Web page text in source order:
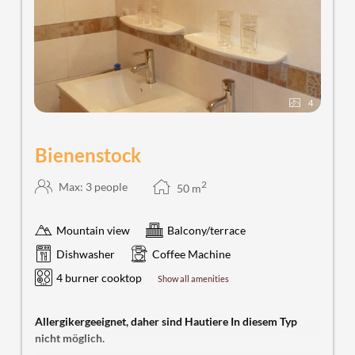
4
Bienenstock
Max: 3 people 50 m2
Mountain view
Balcony/terrace
Dishwasher
Coffee Machine
4 burner cooktop
Show all amenities
Allergikergeeignet, daher sind Hautiere In diesem Typ
nicht möglich.